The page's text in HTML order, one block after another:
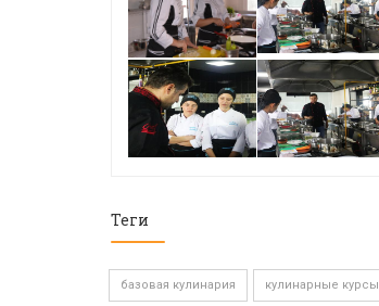
Теги
базовая кулинария кулинарные курсы